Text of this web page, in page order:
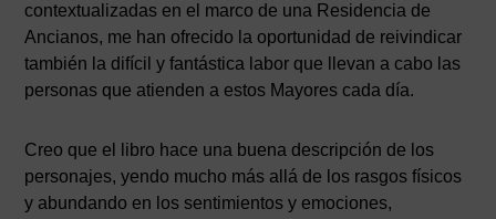
contextualizadas en el marco de una Residencia de
Ancianos, me han ofrecido la oportunidad de reivindicar
también la difícil y fantástica labor que llevan a cabo las
personas que atienden a estos Mayores cada día.
Creo que el libro hace una buena descripción de los
personajes, yendo mucho más allá de los rasgos físicos
y abundando en los sentimientos y emociones,